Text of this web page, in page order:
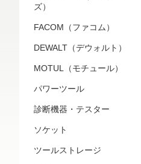
ズ）
FACOM（ファコム）
DEWALT（デウォルト）
MOTUL（モチュール）
パワーツール
診断機器・テスター
ソケット
ツールストレージ